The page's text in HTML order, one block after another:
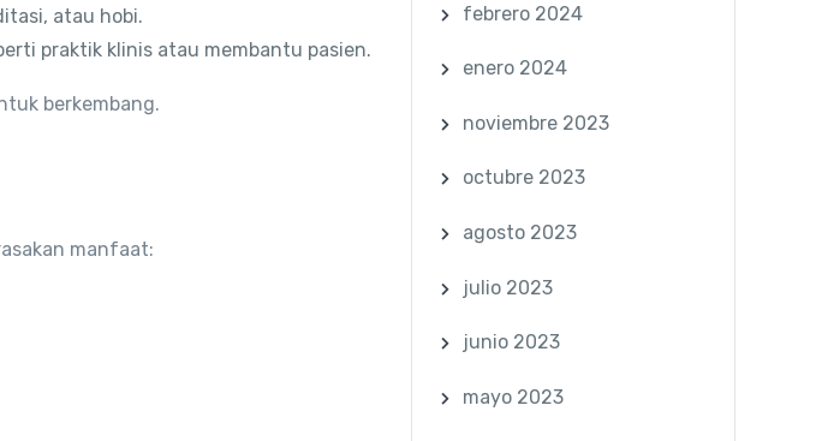
atau hobi.
praktik klinis atau membantu pasien.
berkembang.
manfaat:
febrero 2024
enero 2024
noviembre 2023
octubre 2023
agosto 2023
julio 2023
junio 2023
mayo 2023